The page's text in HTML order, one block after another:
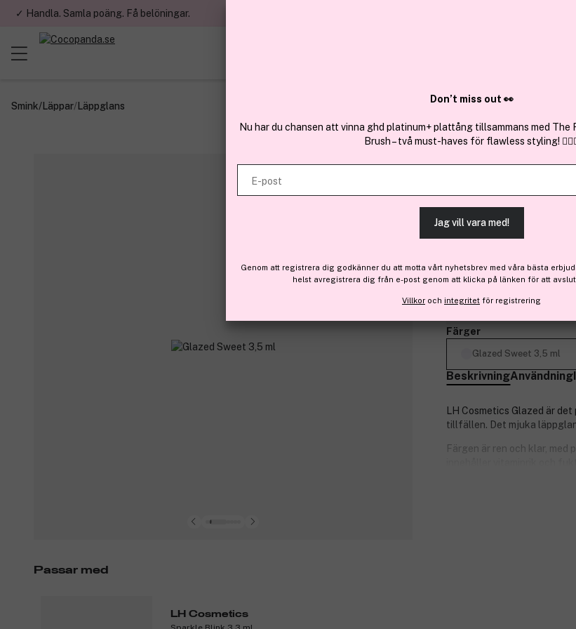
✓ Handla. Samla poäng. Få belöningar.
Smink/Läppar/Läppglans
LH
Glazed Sweet 3,5
-20%
192 kr
Finns online
Färger
Glazed Sweet 3,5 ml
BeskrivningAnvändning
LH Cosmetics Glazed är
tillfällen. Det mjuka
Färgen är ren och klar,
Glazed doftar subtilt av
från både allergener och
Passar med
LH Cosmetics
Don’t miss out 👀
Nu har du chansen att vinna ghd platinum+ plattång tillsammans med The
Brush – två must-haves för flawless styling!
E-post
Jag vill vara med!
Genom att registrera dig godkänner du att motta vårt nyhetsbrev med våra bästa
helst avregistrera dig från e-post genom att klicka på länken för att
Villkor och integritet för registrering